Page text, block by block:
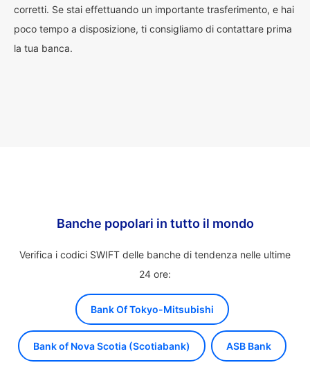
corretti. Se stai effettuando un importante trasferimento, e hai
poco tempo a disposizione, ti consigliamo di contattare prima
la tua banca.
Banche popolari in tutto il mondo
Verifica i codici SWIFT delle banche di tendenza nelle ultime
24 ore:
Bank Of Tokyo-Mitsubishi
Bank of Nova Scotia (Scotiabank) ASB Bank